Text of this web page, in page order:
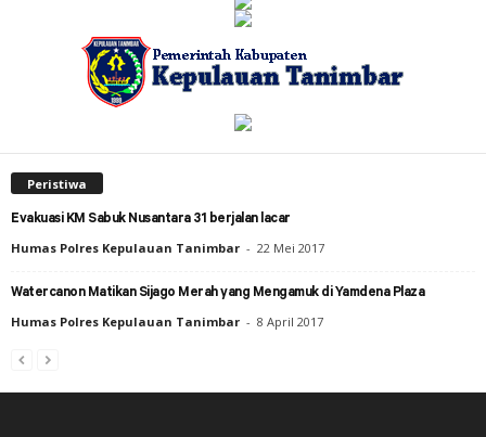
Peristiwa
Evakuasi KM Sabuk Nusantara 31 berjalan lacar
Humas Polres Kepulauan Tanimbar - 22 Mei 2017
Watercanon Matikan Sijago Merah yang Mengamuk di Yamdena Plaza
Humas Polres Kepulauan Tanimbar - 8 April 2017